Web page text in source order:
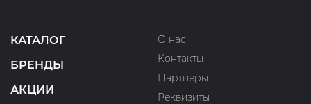
КАТАЛОГ
БРЕНДЫ
АКЦИИ
О нас
Контакты
Партнеры
Реквизиты